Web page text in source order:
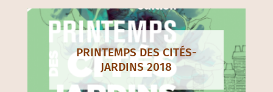
PRINTEMPS DES CITÉS-
JARDINS 2018